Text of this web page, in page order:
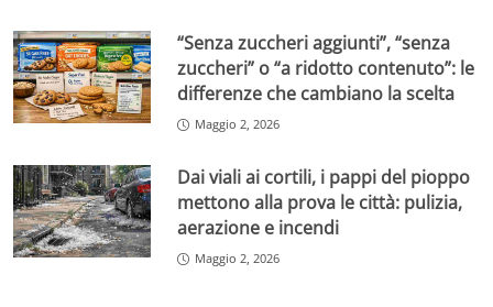
“Senza zuccheri aggiunti”, “senza
zuccheri” o “a ridotto contenuto”: le
differenze che cambiano la scelta
Maggio 2, 2026
Dai viali ai cortili, i pappi del pioppo
mettono alla prova le città: pulizia,
aerazione e incendi
Maggio 2, 2026